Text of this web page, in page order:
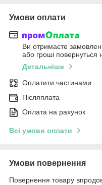
Умови оплати
Ви отримаєте
або гроші повернуться
Детальніше
Оплатити частинами
Післяплата
Оплата на рахунок
Всі умови оплати
Умови повернення
Повернення товару